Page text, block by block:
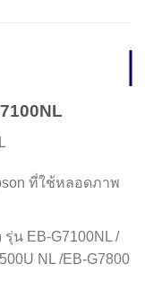
ที่ใช้หลอดภาพ
น EB-G7100NL /
NL /EB-G7800